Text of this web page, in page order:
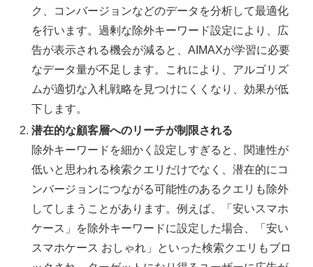
ク、コンバージョンなどのデータを分析して最適化
を行います。過剰な除外キーワード設定により、広
告が表示される機会が減ると、AIMAXが学習に必要
なデータ量が不足します。これにより、アルゴリズ
ムが適切な入札戦略を見つけにくくなり、効果が低
下します。
潜在的な顧客層へのリーチが制限される
除外キーワードを細かく設定しすぎると、関連性が
低いと思われる検索クエリだけでなく、潜在的にコ
ンバージョンにつながる可能性のあるクエリも除外
してしまうことがあります。例えば、「安いスマホ
ケース」を除外キーワードに設定した場合、「安い
スマホケース おしゃれ」といった検索クエリもブロ